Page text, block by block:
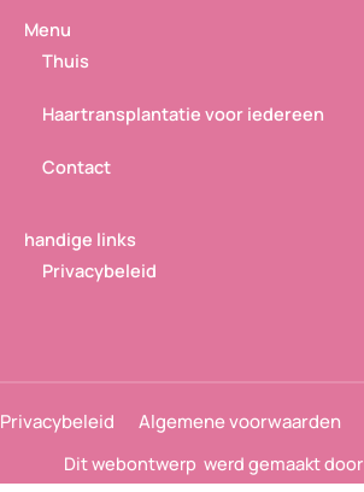
Menu
Thuis
Haartransplantatie voor iedereen
Contact
handige links
Privacybeleid
Ditwebontwerp werd gemaakt door
Privacybeleid Algemene voorwaarden